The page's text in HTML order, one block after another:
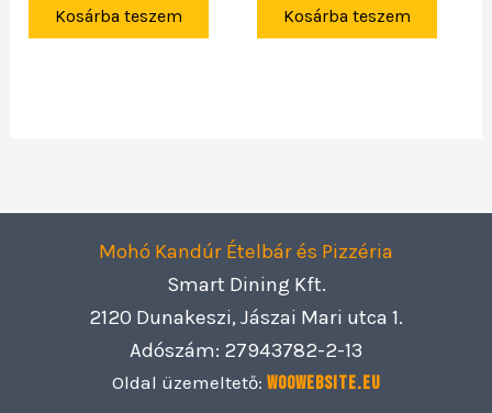
Kosárba teszem Kosárba teszem
Mohó Kandúr Ételbár és Pizzéria
Smart Dining Kft.
2120 Dunakeszi, Jászai Mari utca 1.
Adószám: 27943782-2-13
Oldal üzemeltető: Woowebsite.eu